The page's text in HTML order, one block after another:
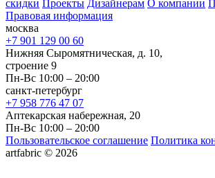
скидки Проекты Дизайнерам О компании
Правовая информация
москва
+7 901 129 00 60
Нижняя Сыромятническая, д. 10,
строение 9
Пн-Вс 10:00 – 20:00
санкт-петербург
+7 958 776 47 07
Аптекарская набережная, 20
Пн-Вс 10:00 – 20:00
Пользовательское соглашение Политика
artfabric © 2026